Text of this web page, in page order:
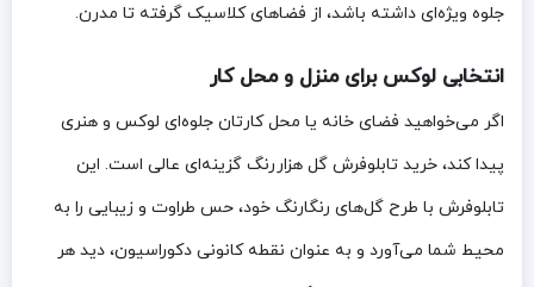
جلوه ویژه‌ای داشته باشد، از فضاهای کلاسیک گرفته تا مدرن.
انتخابی لوکس برای منزل و محل کار
اگر می‌خواهید فضای خانه یا محل کارتان جلوه‌ای لوکس و هنری
پیدا کند، خرید تابلوفرش گل هزاررنگ گزینه‌ای عالی است. این
تابلوفرش با طرح گل‌های رنگارنگ خود، حس طراوت و زیبایی را به
محیط شما می‌آورد و به عنوان نقطه کانونی دکوراسیون، دید هر